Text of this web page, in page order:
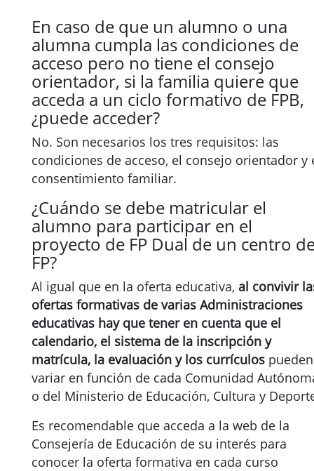
En caso de que un alumno o una
alumna cumpla las condiciones de
acceso pero no tiene el consejo
orientador, si la familia quiere que
acceda a un ciclo formativo de FPB,
¿puede acceder?
No. Son necesarios los tres requisitos: las
condiciones de acceso, el consejo orientador y
consentimiento familiar.
¿Cuándo se debe matricular el
alumno para participar en el
proyecto de FP Dual de un centro
FP?
Al igual que en la oferta educativa, al convivir
ofertas formativas de varias Administraciones
educativas hay que tener en cuenta que el
calendario, el sistema de la inscripción y
matrícula, la evaluación y los currículos pueden
variar en función de cada Comunidad
o del Ministerio de Educación, Cultura y
Es recomendable que acceda a la web de la
Consejería de Educación de su interés para
conocer la oferta formativa en cada curso